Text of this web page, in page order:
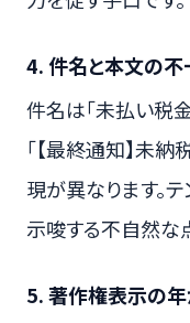
4. 件名と本文の不
件名は「未払い税
「【最終通知】未
現が異なります。
示唆する不自然な
5. 著作権表示の